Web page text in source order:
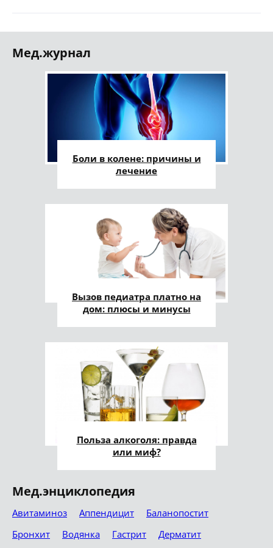
Мед.журнал
Боли в колене: причины и
лечение
Вызов педиатра платно на
дом: плюсы и минусы
Польза алкоголя: правда
или миф?
Мед.энциклопедия
Авитаминоз Аппендицит
Баланопостит
Бронхит
Водянка Гастрит
Дерматит